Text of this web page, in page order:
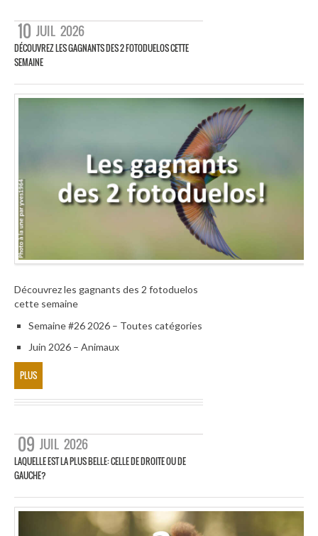
10 JUIL 2026
DÉCOUVREZ LES GAGNANTS DES 2 FOTODUELOS CETTE
SEMAINE
Découvrez les gagnants des 2 fotoduelos
cette semaine
Semaine #26 2026 – Toutes catégories
Juin 2026 – Animaux
PLUS
09 JUIL 2026
LAQUELLE EST LA PLUS BELLE: CELLE DE DROITE OU DE
GAUCHE?